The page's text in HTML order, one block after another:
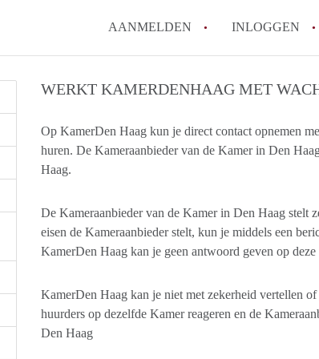
AANMELDEN INLOGGEN
WERKT KAMERDENHAAG MET
Op KamerDen Haag kun je direct contact opnemen
huren. De Kameraanbieder van de Kamer in Den
Haag.
De Kameraanbieder van de Kamer in Den Haag stelt
eisen de Kameraanbieder stelt, kun je middels een
KamerDen Haag kan je geen antwoord geven op deze
KamerDen Haag kan je niet met zekerheid vertellen
huurders op dezelfde Kamer reageren en de
Den Haag